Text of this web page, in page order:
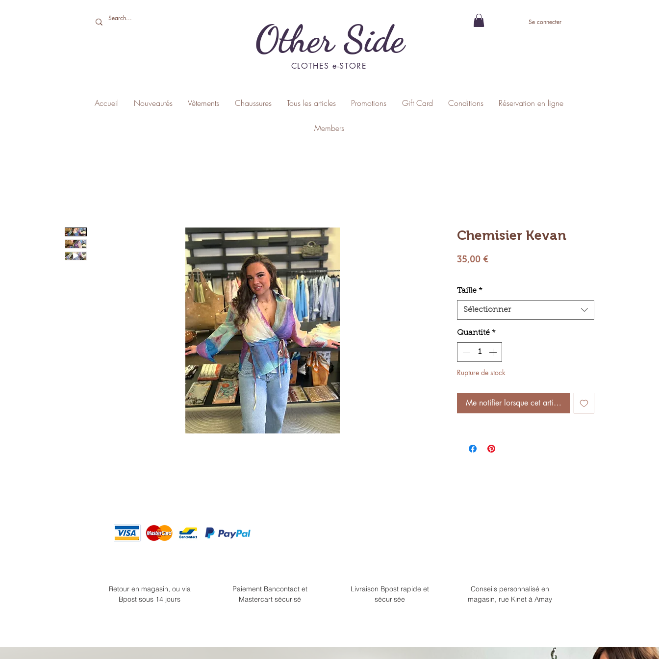
Other Side
CLOTHES e-STORE
Se connecter
Accueil Nouveautés Vêtements Chaussures Tous les articles Promotions Gift Card Conditions Réservation en ligne
Members
Chemisier Kevan
35,00 €Prix
Taille *
Sélectionner
Quantité *
Rupture de stock
Me notifier lorsque cet article est disponible
Retour en magasin, ou via
Bpost sous 14 jours
Paiement Bancontact et
Mastercart sécurisé
Livraison Bpost rapide et
sécurisée
Conseils personnalisé en
magasin, rue Kinet à Amay